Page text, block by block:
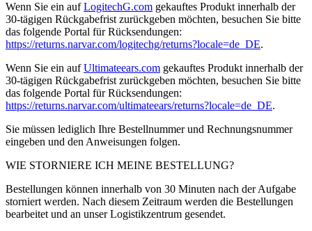
Wenn Sie ein aufLogitechG.com gekauftes Produkt innerhalb der
30-tägigen Rückgabefrist zurückgeben möchten, besuchen Sie bitte
das folgende Portal für Rücksendungen:
https://returns.narvar.com/logitechg/returns?locale=de_DE.
Wenn Sie ein aufUltimateears.com gekauftes Produkt innerhalb der
30-tägigen Rückgabefrist zurückgeben möchten, besuchen Sie bitte
das folgende Portal für Rücksendungen:
https://returns.narvar.com/ultimateears/returns?locale=de_DE.
Sie müssen lediglich Ihre Bestellnummer und Rechnungsnummer
eingeben und den Anweisungen folgen.
WIE STORNIERE ICH MEINE BESTELLUNG?
Bestellungen können innerhalb von 30 Minuten nach der Aufgabe
storniert werden. Nach diesem Zeitraum werden die Bestellungen
bearbeitet und an unser Logistikzentrum gesendet.